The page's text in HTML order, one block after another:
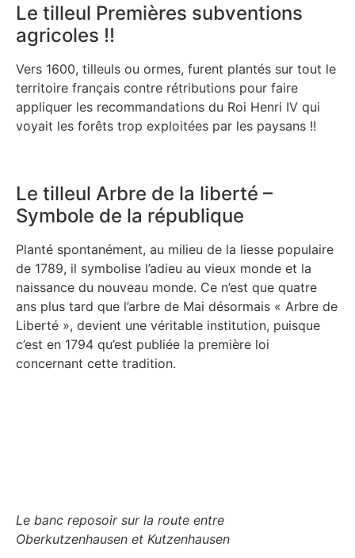
Le tilleul Premières subventions
agricoles !!
Vers 1600, tilleuls ou ormes, furent plantés sur tout le
territoire français contre rétributions pour faire
appliquer les recommandations du Roi Henri IV qui
voyait les forêts trop exploitées par les paysans !!
Le tilleul Arbre de la liberté –
Symbole de la république
Planté spontanément, au milieu de la liesse populaire
de 1789, il symbolise l’adieu au vieux monde et la
naissance du nouveau monde. Ce n’est que quatre
ans plus tard que l’arbre de Mai désormais « Arbre de
Liberté », devient une véritable institution, puisque
c’est en 1794 qu’est publiée la première loi
concernant cette tradition.
Le banc reposoir sur la route entre
Oberkutzenhausen et Kutzenhausen